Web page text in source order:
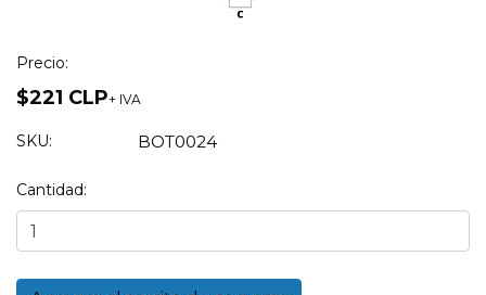
Precio:
$221 CLP+ IVA
SKU: BOT0024
Cantidad: